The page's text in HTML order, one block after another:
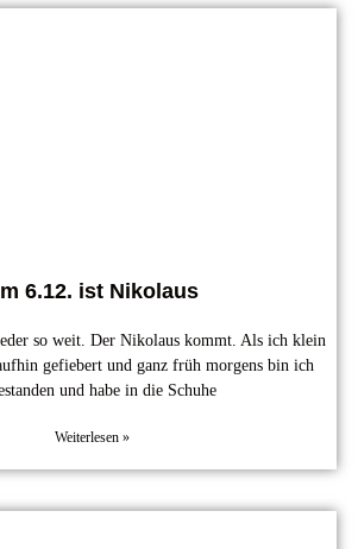
6.12. ist Nikolaus
so weit. Der Nikolaus kommt. Als ich klein
gefiebert und ganz früh morgens bin ich
und habe in die Schuhe
Weiterlesen »